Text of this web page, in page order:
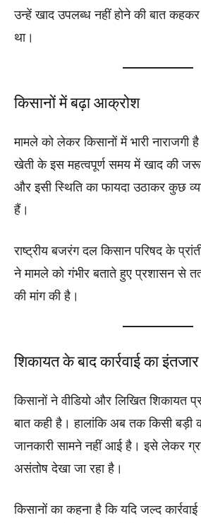
उन्हें खाद उपलब्ध नहीं होने की बात कहकर
था।
किसानों में बढ़ा आक्रोश
मामले को लेकर किसानों में भारी
खेती के इस महत्वपूर्ण समय में खाद की
और इसी स्थिति का फायदा उठाकर कुछ
हैं।
राष्ट्रीय बजरंग दल किसान परिषद के
ने मामले को गंभीर बताते हुए प्रशासन से
की मांग की है।
शिकायत के बाद कार्रवाई का इंतजार
किसानों ने वीडियो और लिखित शिकायत
बात कही है। हालांकि अब तक किसी बड़ी
जानकारी सामने नहीं आई है। इसे लेकर
असंतोष देखा जा रहा है।
किसानों का कहना है कि यदि जल्द